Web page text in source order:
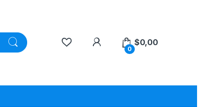
0
$0,00